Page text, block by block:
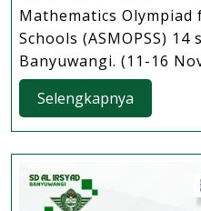
Guru
SD
Al
Irsyad
Mathematics Olympiad
Schools (ASMOPSS)
Banyuwangi. (11-16
Selengkapnya